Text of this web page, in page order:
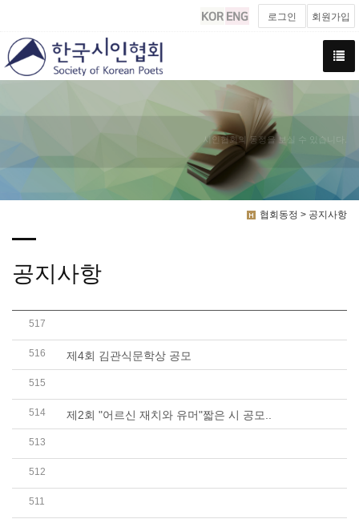
로그인 회원가입
시인협회의 동정을 보실 수 있습니다.
협회동정 > 공지사항
공지사항
517
516 제4회 김관식문학상 공모
515
514 제2회 "어르신 재치와 유머"짧은 시 공모..
513
512
511